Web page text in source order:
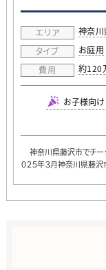
エリア 神奈川
タイプ
お庭用
費用
約120
お子様向け
神奈川県藤沢市でチー
０２５年３月神奈川県藤